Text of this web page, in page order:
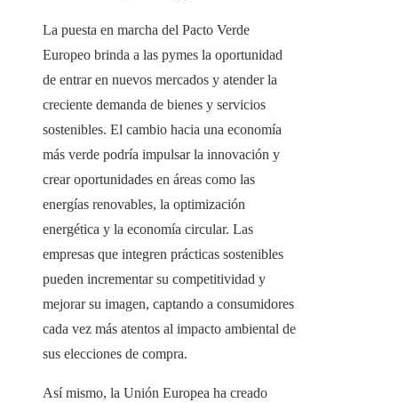
La puesta en marcha del Pacto Verde
Europeo brinda a las pymes la oportunidad
de entrar en nuevos mercados y atender la
creciente demanda de bienes y servicios
sostenibles. El cambio hacia una economía
más verde podría impulsar la innovación y
crear oportunidades en áreas como las
energías renovables, la optimización
energética y la economía circular. Las
empresas que integren prácticas sostenibles
pueden incrementar su competitividad y
mejorar su imagen, captando a consumidores
cada vez más atentos al impacto ambiental de
sus elecciones de compra.
Así mismo, la Unión Europea ha creado